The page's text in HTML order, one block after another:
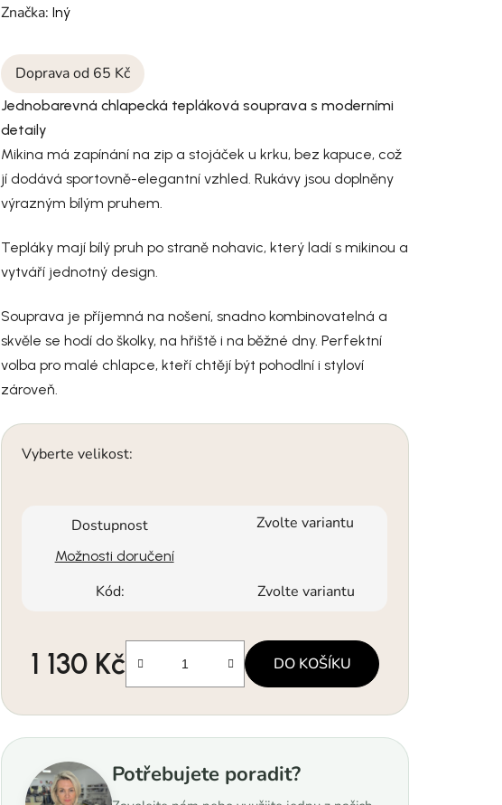
Značka:Iný
Doprava od 65 Kč
Jednobarevná chlapecká tepláková souprava s moderními
detaily
Mikina má zapínání na zip a stojáček u krku, bez kapuce, což
jí dodává sportovně-elegantní vzhled. Rukávy jsou doplněny
výrazným bílým pruhem.
Tepláky mají bílý pruh po straně nohavic, který ladí s mikinou a
vytváří jednotný design.
Souprava je příjemná na nošení, snadno kombinovatelná a
skvěle se hodí do školky, na hřiště i na běžné dny. Perfektní
volba pro malé chlapce, kteří chtějí být pohodlní i styloví
zároveň.
Vyberte velikost:
Dostupnost Zvolte variantu
Možnosti doručení
Kód: Zvolte variantu
1 130 Kč DO KOŠÍKU
Potřebujete poradit?